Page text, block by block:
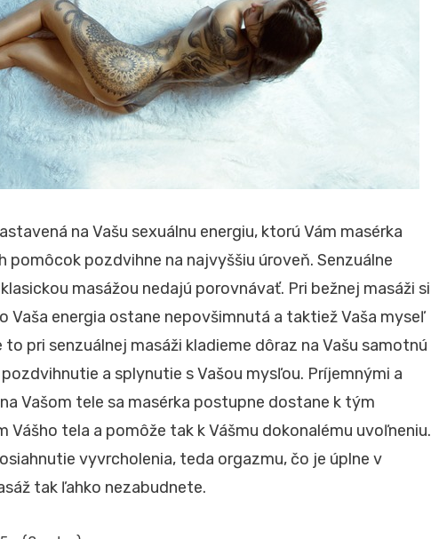
na Vašu sexuálnu energiu, ktorú Vám masérka
pomôcok pozdvihne na najvyššiu úroveň. Senzuálne
masážou nedajú porovnávať. Pri bežnej masáži si
Vaša energia ostane nepovšimnutá a taktiež Vaša myseľ
pri senzuálnej masáži kladieme dôraz na Vašu samotnú
a splynutie s Vašou mysľou. Príjemnými a
Vašom tele sa masérka postupne dostane k tým
Vášho tela a pomôže tak k Vášmu dokonalému uvoľneniu.
vyvrcholenia, teda orgazmu, čo je úplne v
tak ľahko nezabudnete.